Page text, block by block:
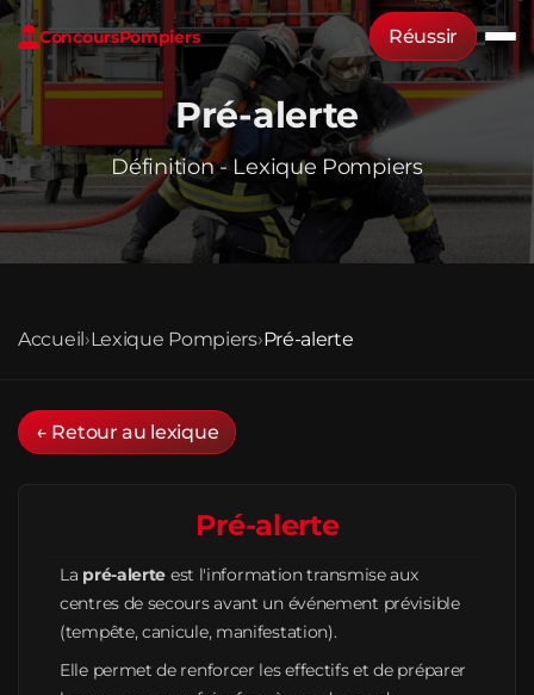
ConcoursPompiers Réussir
Pré-alerte
Définition - Lexique Pompiers
Accueil›Lexique Pompiers›Pré-alerte
← Retour au lexique
Pré-alerte
La pré-alerte est l'information transmise aux
centres de secours avant un événement prévisible
(tempête, canicule, manifestation).
Elle permet de renforcer les effectifs et de préparer